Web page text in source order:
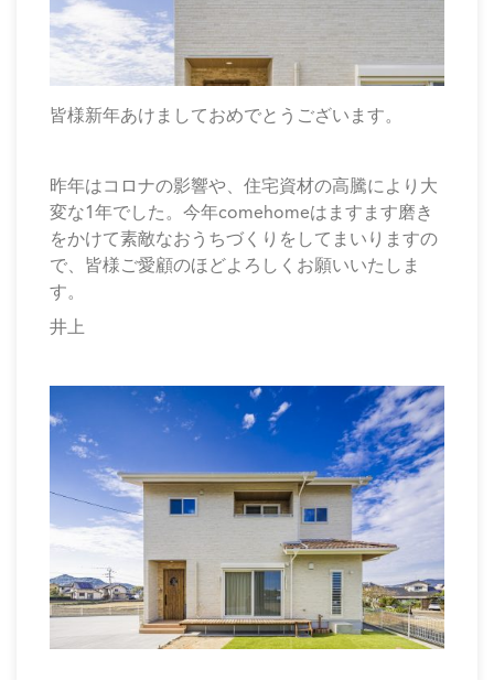
皆様新年あけましておめでとうございます。
昨年はコロナの影響や、住宅資材の高騰により大
変な1年でした。今年comehomeはますます磨き
をかけて素敵なおうちづくりをしてまいりますの
で、皆様ご愛顧のほどよろしくお願いいたしま
す。
井上